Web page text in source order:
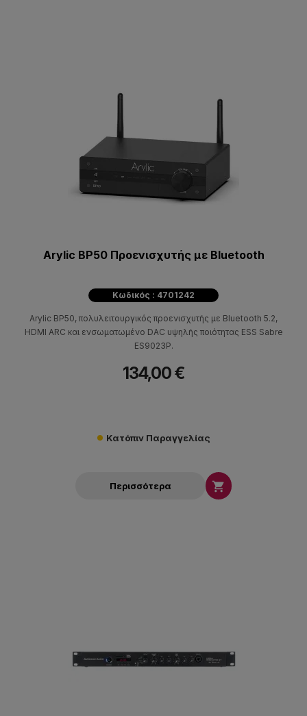
Arylic BP50 Προενισχυτής με Bluetooth
Κωδικός : 4701242
Arylic BP50, πολυλειτουργικός προενισχυτής με Bluetooth 5.2,
HDMI ARC και ενσωματωμένο DAC υψηλής ποιότητας ESS Sabre
ES9023P.
134,00 €
Κατόπιν Παραγγελίας
Περισσότερα 